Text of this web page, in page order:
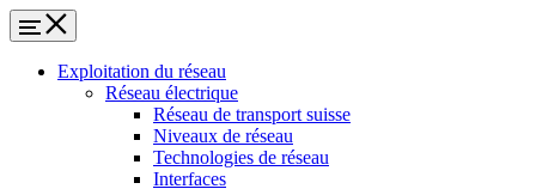
Exploitation du réseau
Réseau électrique
Réseau de transport suisse
Niveaux de réseau
Technologies de réseau
Interfaces